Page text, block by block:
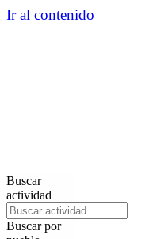
Ir al contenido
Buscar
actividad
Buscar por